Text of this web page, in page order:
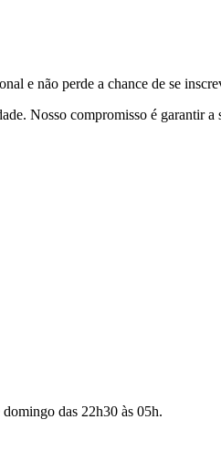
e não perde a chance de se
Nosso compromisso é garantir
das 22h30 às 05h.